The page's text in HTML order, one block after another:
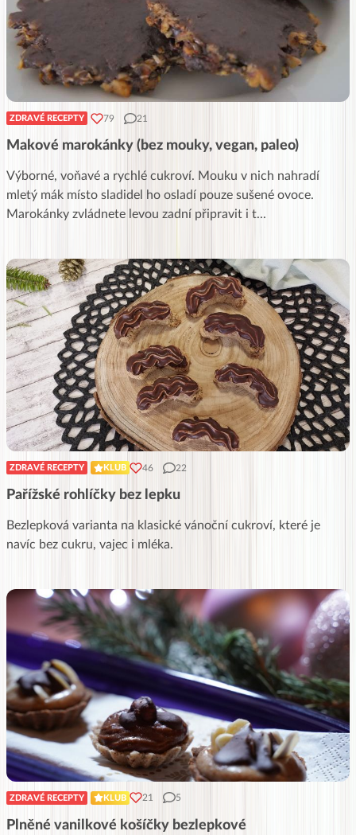
ZDRAVÉ RECEPTY 79 21
Makové marokánky (bez mouky, vegan, paleo)
Výborné, voňavé a rychlé cukroví. Mouku v nich nahradí
mletý mák místo sladidel ho osladí pouze sušené ovoce.
Marokánky zvládnete levou zadní připravit i t...
ZDRAVÉ RECEPTY KLUB 46 22
Pařížské rohlíčky bez lepku
Bezlepková varianta na klasické vánoční cukroví, které je
navíc bez cukru, vajec i mléka.
ZDRAVÉ RECEPTY KLUB 21 5
Plněné vanilkové košíčky bezlepkové